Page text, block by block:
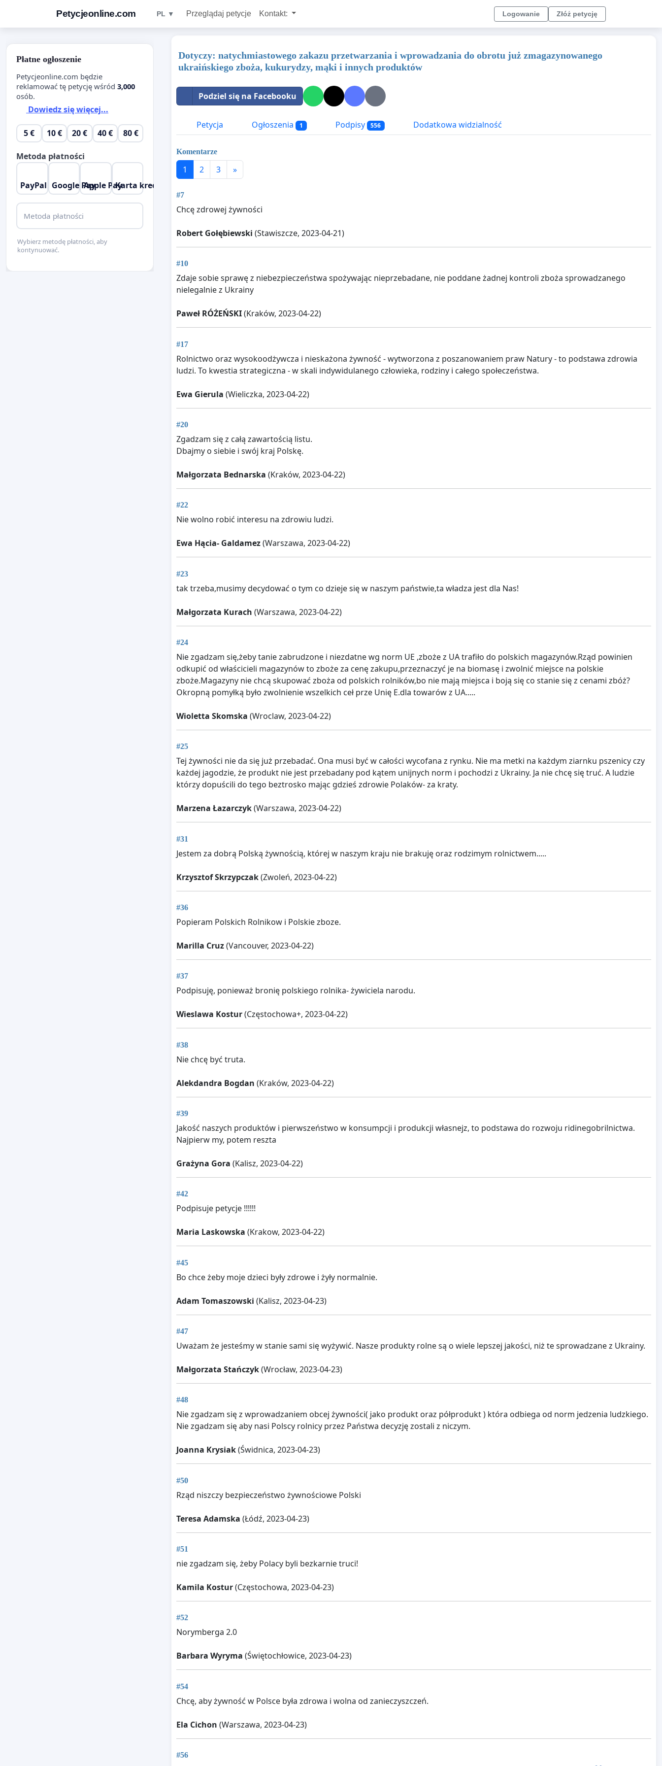
Petycjeonline.com PL ▼ Przeglądaj petycje Kontakt: Logowanie Złóż petycję
Dotyczy: natychmiastowego zakazu przetwarzania i wprowadzania do obrotu już zmagazynowanego
ukraińskiego zboża, kukurydzy, mąki i innych produktów
Podziel się na Facebooku
Petycja Ogłoszenia 1 Podpisy 556 Dodatkowa widzialność
Komentarze
1 2 3 »
#7
Chcę zdrowej żywności
Robert Gołębiewski (Stawiszcze, 2023-04-21)
#10
Zdaje sobie sprawę z niebezpieczeństwa spożywając nieprzebadane, nie poddane żadnej kontroli zboża sprowadzanego
nielegalnie z Ukrainy
Paweł RÓŻEŃSKI(Kraków, 2023-04-22)
#17
Rolnictwo oraz wysokoodżywcza i nieskażona żywność - wytworzona z poszanowaniem praw Natury - to podstawa zdrowia
ludzi. To kwestia strategiczna - w skali indywidulanego człowieka, rodziny i całego społeczeństwa.
Ewa Gierula (Wieliczka, 2023-04-22)
#20
Zgadzam się z całą zawartością listu.
Dbajmy o siebie i swój kraj Polskę.
Małgorzata Bednarska (Kraków, 2023-04-22)
#22
Nie wolno robić interesu na zdrowiu ludzi.
Ewa Hącia- Galdamez(Warszawa, 2023-04-22)
#23
tak trzeba,musimy decydować o tym co dzieje się w naszym państwie,ta władza jest dla Nas!
Małgorzata Kurach (Warszawa, 2023-04-22)
#24
Nie zgadzam się,żeby tanie zabrudzone i niezdatne wg norm UE ,zboże z UA trafiło do polskich magazynów.Rząd powinien
odkupić od właścicieli magazynów to zboże za cenę zakupu,przeznaczyć je na biomasę i zwolnić miejsce na polskie
zboże.Magazyny nie chcą skupować zboża od polskich rolników,bo nie mają miejsca i boją się co stanie się z cenami zbóż?
Okropną pomyłką było zwolnienie wszelkich ceł prze Unię E.dla towarów z UA.....
Wioletta Skomska (Wroclaw, 2023-04-22)
#25
Tej żywności nie da się już przebadać. Ona musi być w całości wycofana z rynku. Nie ma metki na każdym ziarnku pszenicy czy
każdej jagodzie, że produkt nie jest przebadany pod kątem unijnych norm i pochodzi z Ukrainy. Ja nie chcę się truć. A ludzie
którzy dopuścili do tego beztrosko mając gdzieś zdrowie Polaków- za kraty.
Marzena Łazarczyk(Warszawa, 2023-04-22)
#31
Jestem za dobrą Polską żywnością, której w naszym kraju nie brakuję oraz rodzimym rolnictwem.....
Krzysztof Skrzypczak(Zwoleń, 2023-04-22)
#36
Popieram Polskich Rolnikow i Polskie zboze.
Marilla Cruz(Vancouver, 2023-04-22)
#37
Podpisuję, ponieważ bronię polskiego rolnika- żywiciela narodu.
Wieslawa Kostur(Częstochowa+, 2023-04-22)
#38
Nie chcę być truta.
Alekdandra Bogdan (Kraków, 2023-04-22)
#39
Jakość naszych produktów i pierwszeństwo w konsumpcji i produkcji własnejz, to podstawa do rozwoju ridinegobrilnictwa.
Najpierw my, potem reszta
Grażyna Gora (Kalisz, 2023-04-22)
#42
Podpisuje petycje !!!!!!
Maria Laskowska (Krakow, 2023-04-22)
#45
Bo chce żeby moje dzieci były zdrowe i żyły normalnie.
Adam Tomaszowski (Kalisz, 2023-04-23)
#47
Uważam że jesteśmy w stanie sami się wyżywić. Nasze produkty rolne są o wiele lepszej jakości, niż te sprowadzane z Ukrainy.
Małgorzata Stańczyk(Wrocław, 2023-04-23)
#48
Nie zgadzam się z wprowadzaniem obcej żywności( jako produkt oraz półprodukt ) która odbiega od norm jedzenia ludzkiego.
Nie zgadzam się aby nasi Polscy rolnicy przez Państwa decyzję zostali z niczym.
Joanna Krysiak(Świdnica, 2023-04-23)
#50
Rząd niszczy bezpieczeństwo żywnościowe Polski
Teresa Adamska (Łódź, 2023-04-23)
#51
nie zgadzam się, żeby Polacy byli bezkarnie truci!
Kamila Kostur(Częstochowa, 2023-04-23)
#52
Norymberga 2.0
Barbara Wyryma (Świętochłowice, 2023-04-23)
#54
Chcę, aby żywność w Polsce była zdrowa i wolna od zanieczyszczeń.
Ela Cichon (Warszawa, 2023-04-23)
#56
Płatne ogłoszenie
Petycjeonline.com będzie
reklamować tę petycję wśród 3,000
osób.
Dowiedz się więcej...
5 € 10 € 20 € 40 € 80 €
Metoda płatności
PayPal Google PayApple PayKarta kredytowa
Metoda płatności
Wybierz metodę płatności, aby
kontynuować.